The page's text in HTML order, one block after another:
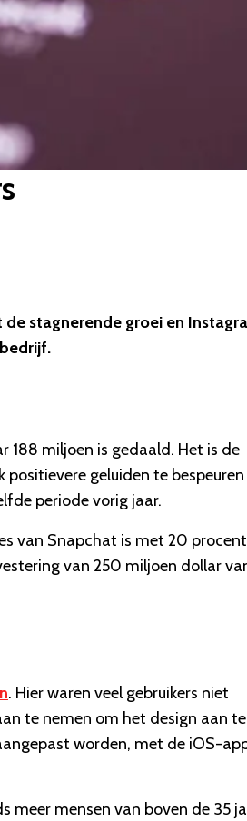
stagnerende groei en
188 miljoen is gedaald. Het is de
geluiden te
periode vorig jaar.
van Snapchat is met 20 procent
van 250 miljoen dollar
. Hier waren veel gebruikers niet
te nemen om het design aan te
worden, met de iOS-
meer mensen van boven de 35